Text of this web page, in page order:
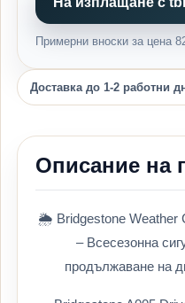
Примерни вноски за цена
Доставка до 1-2 работни
Описание на
🌦️ Bridgestone Weather
– Всесезонна
продължаване на